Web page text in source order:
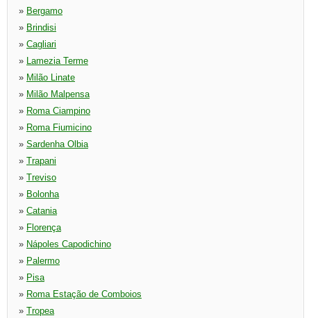
» Bergamo
» Brindisi
» Cagliari
» Lamezia Terme
» Milão Linate
» Milão Malpensa
» Roma Ciampino
» Roma Fiumicino
» Sardenha Olbia
» Trapani
» Treviso
» Bolonha
» Catania
» Florença
» Nápoles Capodichino
» Palermo
» Pisa
» Roma Estação de Comboios
» Tropea